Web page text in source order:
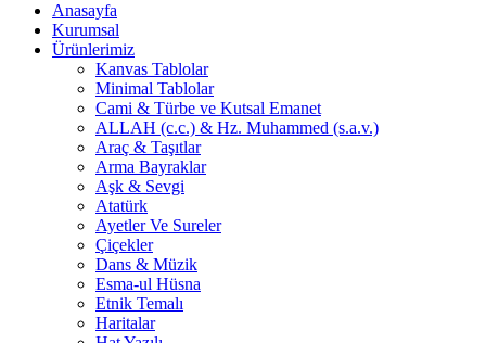
Anasayfa
Kurumsal
Ürünlerimiz
Kanvas Tablolar
Minimal Tablolar
Cami & Türbe ve Kutsal Emanet
ALLAH (c.c.) & Hz. Muhammed (s.a.v.)
Araç & Taşıtlar
Arma Bayraklar
Aşk & Sevgi
Atatürk
Ayetler Ve Sureler
Çiçekler
Dans & Müzik
Esma-ul Hüsna
Etnik Temalı
Haritalar